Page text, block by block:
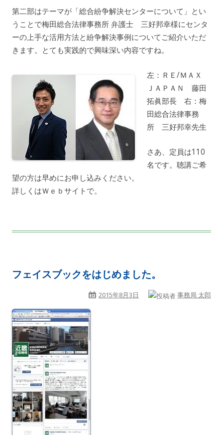
第二部はテーマが「総合紛争解決センターについて」とい
うことで梅田総合法律事務所 弁護士 三好邦幸様にセンタ
ーの上手な活用方法と紛争解決事例についてご紹介いただ
きます。とても実践的で興味深い内容ですね。
左：ＲＥ/ＭＡＸ
ＪＡＰＡＮ 藤田
拓眞部長 右：梅
田総合法律事務
所 三好邦幸先生
さあ、定員は110
名です。聴講ご希
望の方は早めにお申し込みください。
詳しくはＷｅｂサイトで。
フェイスブックをはじめました。
2015年8月3日 事務局 太郎